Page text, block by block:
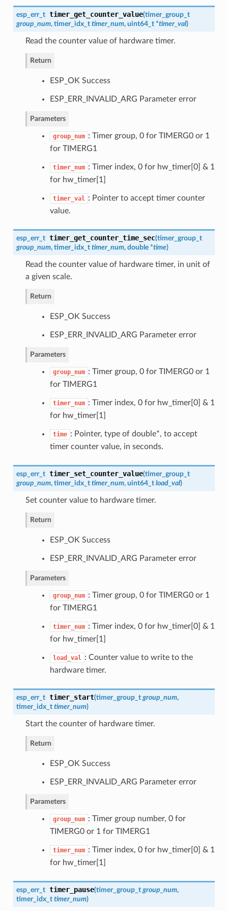
esp_err_t timer_get_counter_value(timer_group_t
group_num, timer_idx_t timer_num, uint64_t *timer_val)
Read the counter value of hardware timer.
Return
ESP_OK Success
ESP_ERR_INVALID_ARG Parameter error
Parameters
group_num : Timer group, 0 for TIMERG0 or 1
for TIMERG1
timer_num : Timer index, 0 for hw_timer[0] & 1
for hw_timer[1]
timer_val
: Pointer to accept timer counter
value.
esp_err_t timer_get_counter_time_sec(timer_group_t
group_num, timer_idx_t timer_num, double *time)
Read the counter value of hardware timer, in unit of
a given scale.
Return
ESP_OK Success
ESP_ERR_INVALID_ARG Parameter error
Parameters
group_num : Timer group, 0 for TIMERG0 or 1
for TIMERG1
timer_num : Timer index, 0 for hw_timer[0] & 1
for hw_timer[1]
time : Pointer, type of double*, to accept
timer counter value, in seconds.
esp_err_t timer_set_counter_value(timer_group_t
group_num, timer_idx_t timer_num, uint64_t load_val)
Set counter value to hardware timer.
Return
ESP_OK Success
ESP_ERR_INVALID_ARG Parameter error
Parameters
group_num : Timer group, 0 for TIMERG0 or 1
for TIMERG1
timer_num : Timer index, 0 for hw_timer[0] & 1
for hw_timer[1]
load_val
: Counter value to write to the
hardware timer.
esp_err_t timer_start(timer_group_t group_num,
timer_idx_t timer_num)
Start the counter of hardware timer.
Return
ESP_OK Success
ESP_ERR_INVALID_ARG Parameter error
Parameters
group_num : Timer group number, 0 for
TIMERG0 or 1 for TIMERG1
timer_num : Timer index, 0 for hw_timer[0] & 1
for hw_timer[1]
esp_err_t timer_pause(timer_group_t group_num,
timer_idx_t timer_num)